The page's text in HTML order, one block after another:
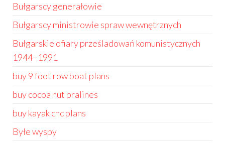
Bułgarscy generałowie
Bułgarscy ministrowie spraw wewnętrznych
Bułgarskie ofiary prześladowań komunistycznych
1944–1991
buy 9 foot row boat plans
buy cocoa nut pralines
buy kayak cnc plans
Byłe wyspy